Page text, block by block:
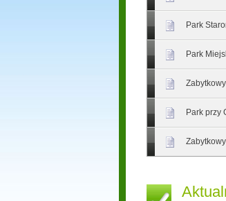
Park
Park
Park przy